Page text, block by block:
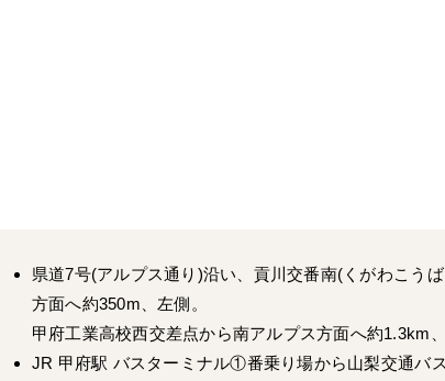
県道7号(アルプス通り)沿い、貢川交番南(くがわこう
方面へ約350m、左側。
甲府工業高校西交差点から南アルプス方面へ約1.3km、
JR 甲府駅 バスターミナル①番乗り場から山梨交通バ